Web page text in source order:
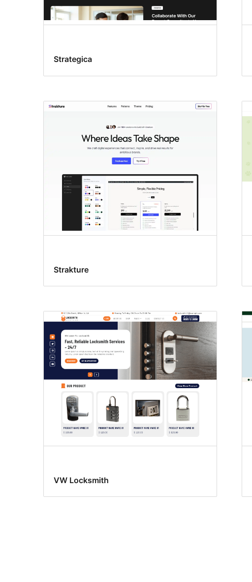
Strategica
Strakture
VW Locksmith